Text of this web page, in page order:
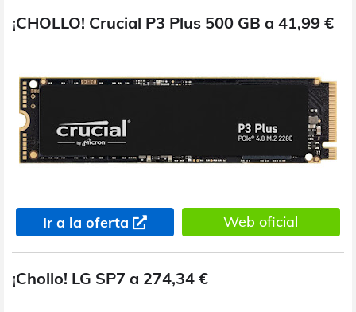
¡CHOLLO! Crucial P3 Plus 500 GB a 41,99 €
Ir a la oferta Web oficial
¡Chollo! LG SP7 a 274,34 €